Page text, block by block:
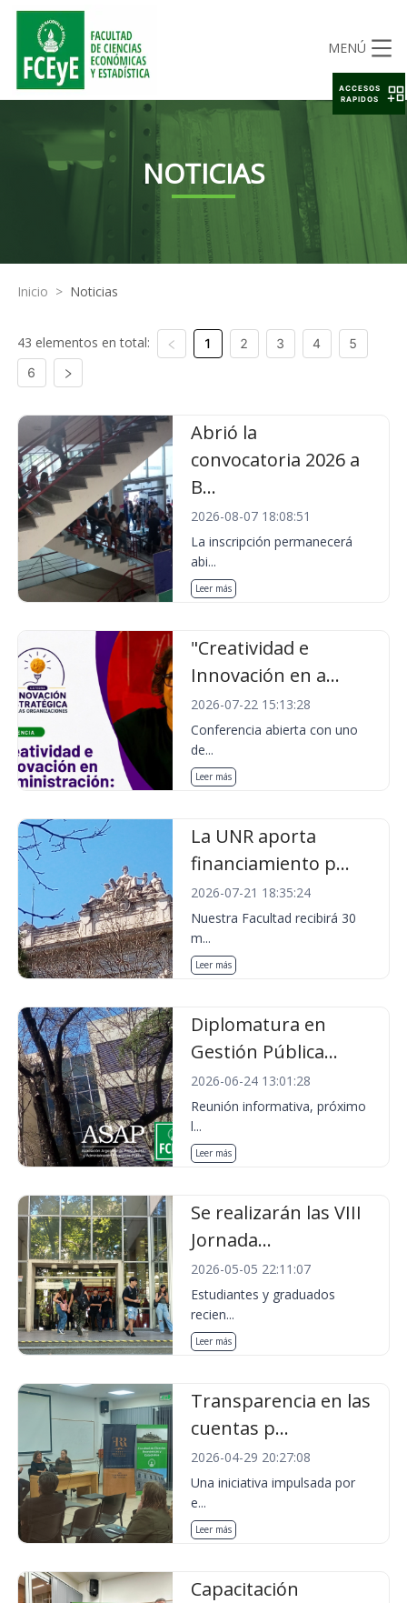
MENÚ
NOTICIAS
Inicio > Noticias
43 elementos en total: 1 2 3 4
5
6
Abrió la
convocatoria 2026 a
B...
2026-08-07 18:08:51
La inscripción permanecerá
abi...
Leer más
"Creatividad e
Innovación en a...
2026-07-22 15:13:28
Conferencia abierta con uno
de...
Leer más
La UNR aporta
financiamiento p...
2026-07-21 18:35:24
Nuestra Facultad recibirá 30
m...
Leer más
Diplomatura en
Gestión Pública...
2026-06-24 13:01:28
Reunión informativa, próximo
l...
Leer más
Se realizarán las VIII
Jornada...
2026-05-05 22:11:07
Estudiantes y graduados
recien...
Leer más
Transparencia en las
cuentas p...
2026-04-29 20:27:08
Una iniciativa impulsada por
e...
Leer más
Capacitación
ACCESOS
RAPIDOS